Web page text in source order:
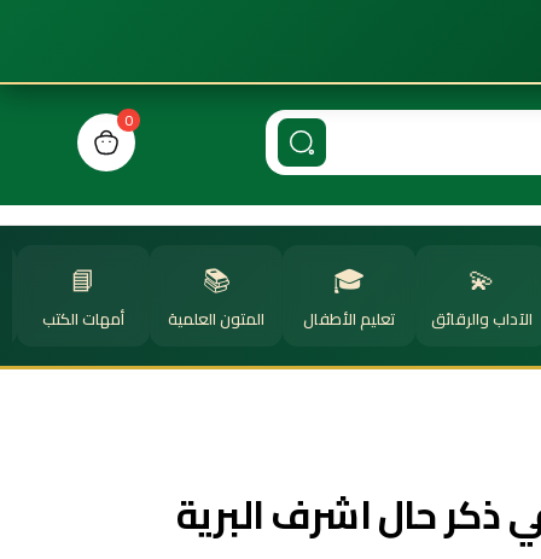
0
view bag
💫
الآداب والرقائق
🎓
تعليم الأطفال
📚
المتون العلمية
📘
أمهات الكتب
ذكر حال اشرف البرية